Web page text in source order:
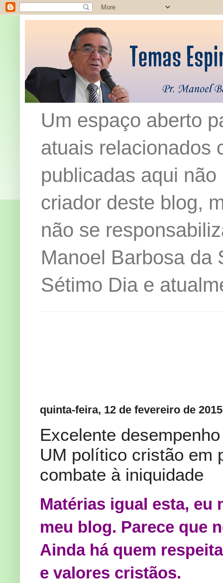
Um espaço aberto
atuais relacionados
publicadas aqui
criador deste blog,
não se
Manoel Barbosa da
Sétimo Dia e
quinta-feira, 12 de fevereiro de 2015
Excelente
UM político cristão em
combate à iniquidade
Matérias igual esta, eu
meu blog. Parece que
Ainda há quem
e valores cristãos.